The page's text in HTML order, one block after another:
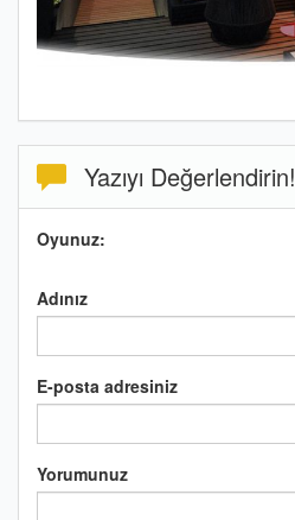
Yazıyı Değerlendirin!
Oyunuz:
Adınız
E-posta adresiniz
Yorumunuz